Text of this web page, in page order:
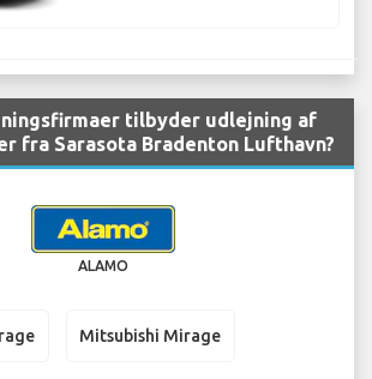
tilbyder udlejning af
fra Sarasota Bradenton Lufthavn?
ALAMO
Mitsubishi Mirage